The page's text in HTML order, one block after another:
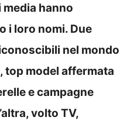
media hanno
i loro nomi. Due
nel mondo
top model affermata
e campagne
volto TV,